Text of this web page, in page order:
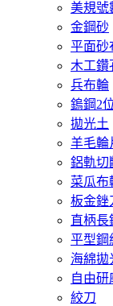
美規號
金鋼砂
平面砂
木工鑽
兵布輪
鎢鋼2
拋光土
羊毛輪
鋁軌切
菜瓜布
板金銼
直柄長
平型鋼
海綿拋
自由研
絞刀